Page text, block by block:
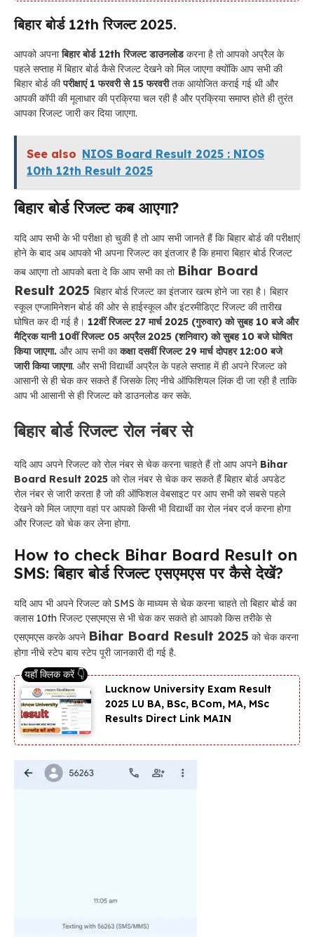
बिहार बोर्ड 12th रिजल्ट 2025.
आपको अपनाबिहार बोर्ड 12th रिजल्ट डाउनलोडकरना है तो आपको अप्रैल के
पहले सप्ताह में बिहार बोर्ड कैसे रिजल्ट देखने को मिल जाएगा क्योंकि आप सभी की
बिहार बोर्ड कीपरीक्षाएं 1 फरवरी से 15 फरवरीतक आयोजित कराई गई थी और
आपकी कॉपी की मूलाधार की प्रक्रिया चल रही है और प्रक्रिया समाप्त होते ही तुरंत
आपका रिजल्ट जारी कर दिया जाएगा.
See also NIOS Board Result 2025 : NIOS
10th 12th Result 2025
बिहार बोर्ड रिजल्ट कब आएगा?
यदि आप सभी के भी परीक्षा हो चुकी है तो आप सभी जानते हैं कि बिहार बोर्ड की परीक्षाएं
होने के बाद अब आपको भी अपना रिजल्ट का इंतजार है कि हमारा बिहार बोर्ड रिजल्ट
कब आएगा तो आपको बता दे कि आप सभी का तो Bihar Board
Result 2025 बिहार बोर्ड रिजल्ट का इंतजार खत्म होने जा रहा है। बिहार
स्कूल एग्जामिनेशन बोर्ड की ओर से हाईस्कूल और इंटरमीडिएट रिजल्ट की तारीख
घोषित कर दी गई है। 12वीं रिजल्ट 27 मार्च 2025 (गुरुवार) को सुबह 10 बजे और
मैट्रिक यानी 10वीं रिजल्ट 05 अप्रैल 2025 (शनिवार) को सुबह 10 बजे घोषित
किया जाएगा. और आप सभी काकक्षा दसवीं रिजल्ट 29 मार्च दोपहर 12:00 बजे
जारी किया जाएगा. और सभी विद्यार्थी अप्रैल के पहले सप्ताह में ही अपने रिजल्ट को
आसानी से ही चेक कर सकते हैं जिसके लिए नीचे ऑफिशियल लिंक दी जा रही है ताकि
आप भी आसानी से ही रिजल्ट को डाउनलोड कर सके.
बिहार बोर्ड रिजल्ट रोल नंबर से
यदि आप अपने रिजल्ट को रोल नंबर से चेक करना चाहते हैं तो आप अपने Bihar
Board Result 2025 को रोल नंबर से चेक कर सकते हैं बिहार बोर्ड अपडेट
रोल नंबर से जारी करता है जो की ऑफिशल वेबसाइट पर आप सभी को सबसे पहले
देखने को मिल जाएगा वहां पर आपको किसी भी विद्यार्थी का रोल नंबर दर्ज करना होगा
और रिजल्ट को चेक कर लेना होगा.
How to check Bihar Board Result on
SMS: बिहार बोर्ड रिजल्ट एसएमएस पर कैसे देखें?
यदि आप भी अपने रिजल्ट को SMS के माध्यम से चेक करना चाहते तो बिहार बोर्ड का
क्लास 10th रिजल्ट एसएमएस से भी चेक कर सकते हो आपको किस तरीके से
एसएमएस करके अपने Bihar Board Result 2025 को चेक करना
होगा नीचे स्टेप बाय स्टेप पूरी जानकारी दी गई है.
Lucknow University Exam Result
2025 LU BA, BSc, BCom, MA, MSc
Results Direct Link MAIN